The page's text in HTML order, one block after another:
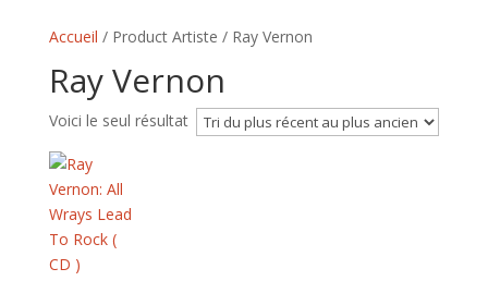
Accueil / Product Artiste / Ray Vernon
Ray Vernon
Voici le seul résultat